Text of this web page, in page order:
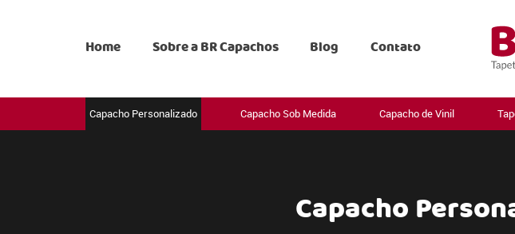
Home Sobre a BR Capachos Blog Contato
Capacho Personalizado Capacho Sob Medida Capacho de Vinil
Capacho